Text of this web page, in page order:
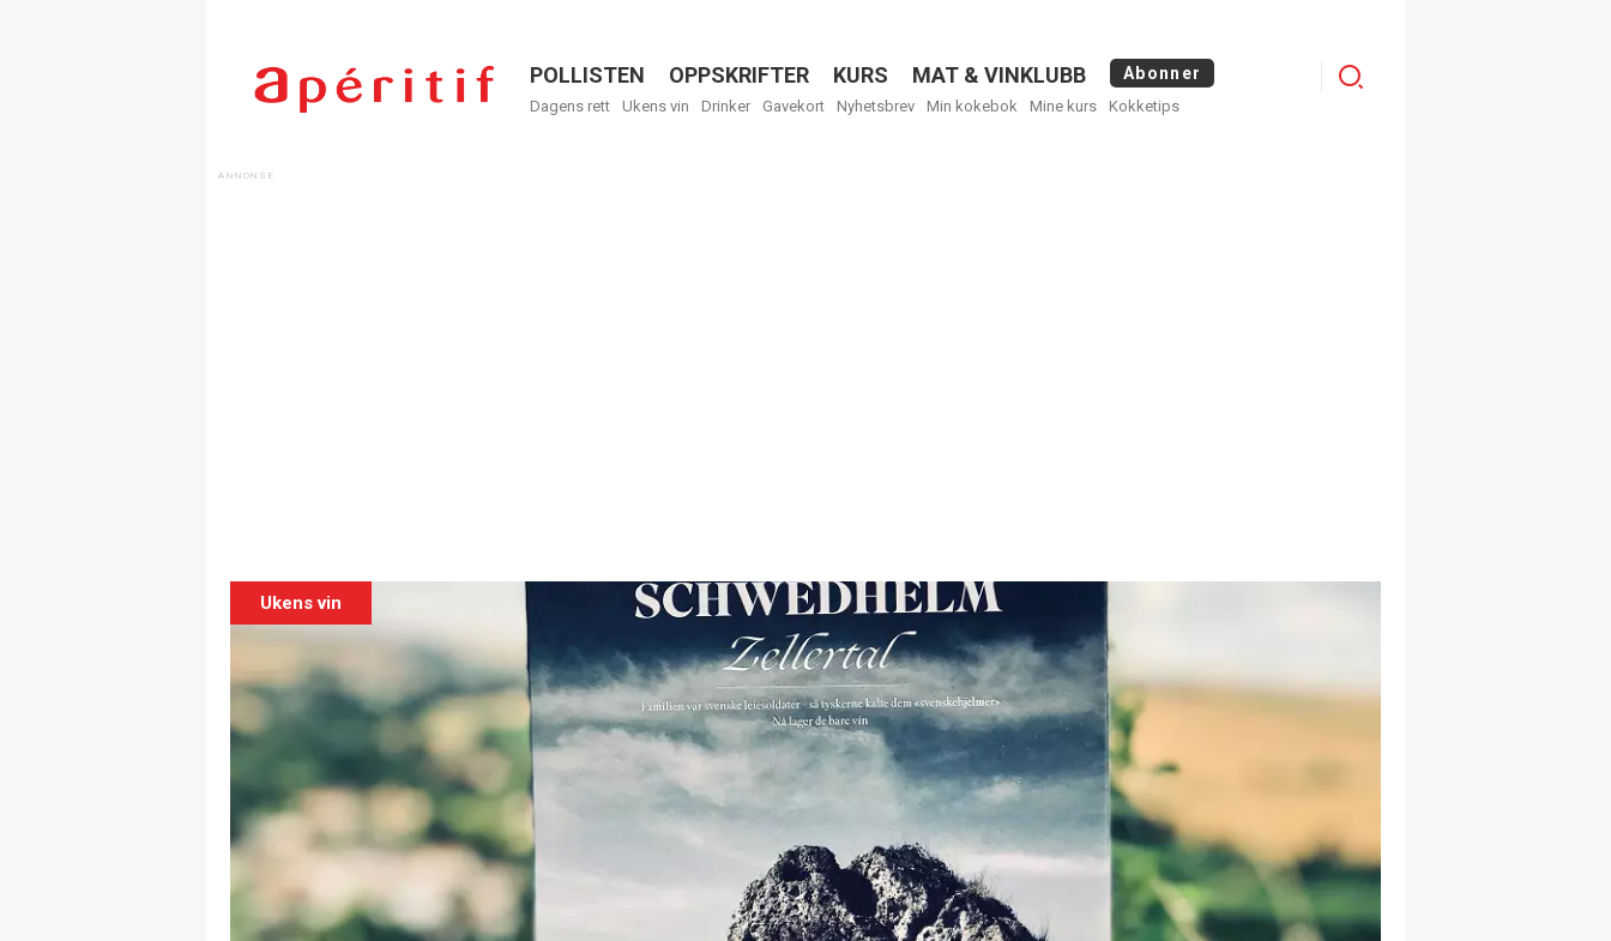
Menu
POLLISTEN OPPSKRIFTER KURS MAT & VINKLUBB Abonner
Dagens rett Ukens vin Drinker Gavekort Nyhetsbrev Min kokebok Mine kurs Kokketips
Logg
Ukens vin